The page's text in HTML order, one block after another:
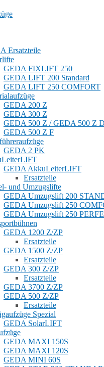
Ersatzteile
GEDA FIXLIFT 250
GEDA LIFT 200 Standard
GEDA LIFT 250 COMFORT
GEDA 200 Z
GEDA 300 Z
GEDA 500 Z / GEDA 500 Z
GEDA 500 Z F
GEDA 2 PK
GEDA AkkuLeiterLIFT
Ersatzteile
und Umzugslifte
GEDA Umzugslift 200
GEDA Umzugslift 250
GEDA Umzugslift 250
GEDA 1200 Z/ZP
Ersatzteile
GEDA 1500 Z/ZP
Ersatzteile
GEDA 300 Z/ZP
Ersatzteile
GEDA 3700 Z/ZP
GEDA 500 Z/ZP
Ersatzteile
Spezial
GEDA SolarLIFT
GEDA MAXI 150S
GEDA MAXI 120S
GEDA MINI 60S